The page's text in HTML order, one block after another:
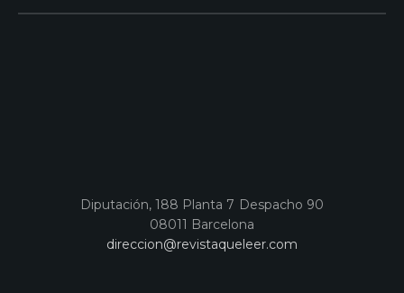
Diputación, 188 Planta 7 Despacho 90
08011 Barcelona
direccion@revistaqueleer.com